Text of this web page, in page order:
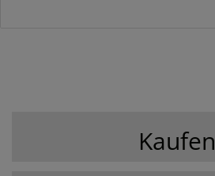
Kaufen